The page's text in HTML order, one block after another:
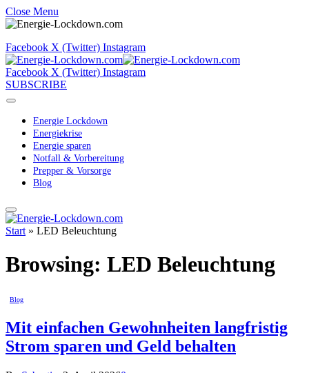
Close Menu
Facebook X (Twitter) Instagram
Facebook X (Twitter) Instagram
SUBSCRIBE
Energie Lockdown
Energiekrise
Energie sparen
Notfall & Vorbereitung
Prepper & Vorsorge
Blog
Start » LED Beleuchtung
Browsing: LED Beleuchtung
Blog
Mit einfachen Gewohnheiten langfristig
Strom sparen und Geld behalten